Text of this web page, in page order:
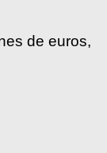
de euros,